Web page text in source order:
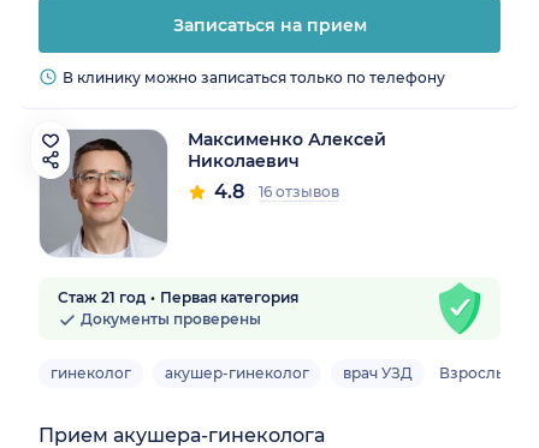
Записаться на прием
В клинику можно записаться только по телефону
Максименко Алексей
Николаевич
4.8 16 отзывов
Стаж 21 год
Первая категория
Документы проверены
гинеколог акушер-гинеколог врач УЗД Взрослый
Прием акушера-гинеколога